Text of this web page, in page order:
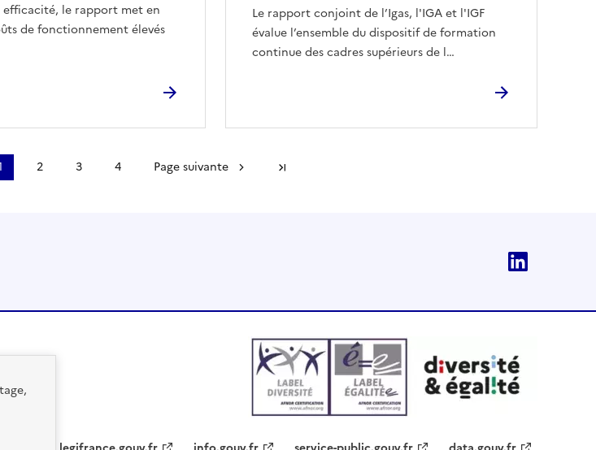
le rapport met en
de fonctionnement élevés
Le rapport conjoint de l’Igas, l'IGA et l'IGF
évalue l’ensemble du dispositif de formation
continue des cadres supérieurs de l…
2 3 4 Page suivante